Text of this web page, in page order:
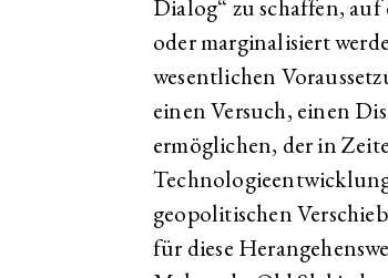
Dialog“ zu schaffen,
oder marginalisiert
wesentlichen
einen Versuch, einen
ermöglichen, der in
geopolitischen
für diese